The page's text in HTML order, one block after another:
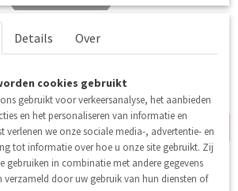
nieuw
Details Over
cookies gebruikt
gebruikt voor verkeersanalyse, het aanbieden
en het personaliseren van informatie en
verlenen we onze sociale media-, advertentie- en
tot informatie over hoe u onze site gebruikt. Zij
gebruiken in combinatie met andere gegevens
verzameld door uw gebruik van hun diensten of